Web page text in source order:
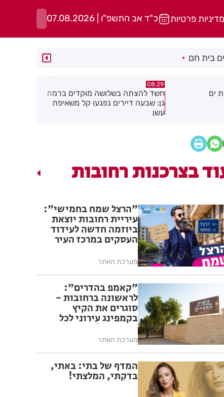
מדיניות פרטיות כ"ד אב התשפ"ו | 07.08.2026
בית חם
ים
08:29
חשד להצתה בשלושה מוקדים ברמת
גן: שבעה דיירים נפגעו קל משאיפת
עשן
בצרכנות רחובות
"הרצל שמח בחמישי":
עיריית רחובות יוצאת
ביוזמה חדשה לעידוד
העסקים במרכז העיר
מערכת האתר
"קאמפ בהדרים":
לראשונה ברחובות -
סוגרים את הקיץ
בקמפינג עירוני לכל
המשפחה!
מערכת האתר
המדף של בתי: באתי,
בדקתי, המלצתי!